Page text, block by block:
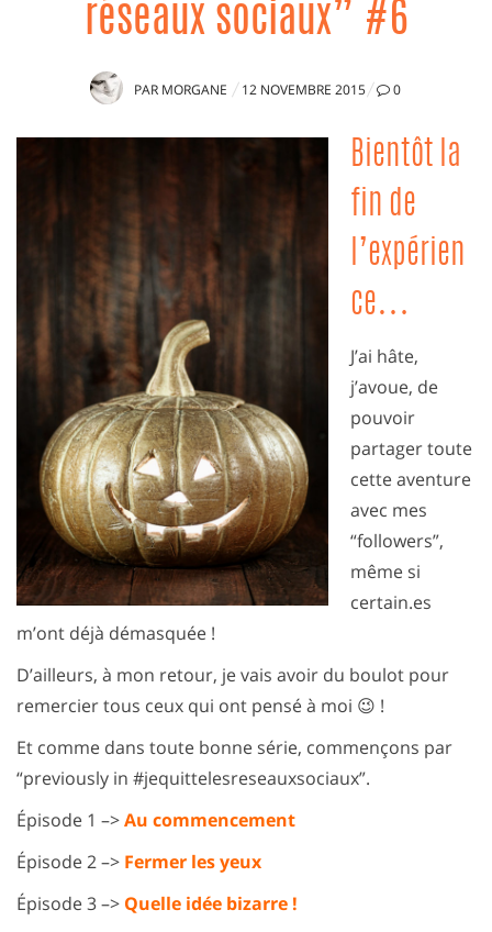
réseaux sociaux” #6
PAR MORGANE
PUBLIÉ
12 NOVEMBRE 2015 0
Bientôt la
fin de
l’expérien
ce…
J’ai hâte,
j’avoue, de
pouvoir
partager toute
cette aventure
avec mes
“followers”,
même si
certain.es
m’ont déjà démasquée !
D’ailleurs, à mon retour, je vais avoir du boulot pour
remercier tous ceux qui ont pensé à moi 😉 !
Et comme dans toute bonne série, commençons par
“previously in #jequittelesreseauxsociaux”.
Épisode 1 –>Au commencement
Épisode 2 –> Fermer les yeux
Épisode 3 –> Quelle idée bizarre !